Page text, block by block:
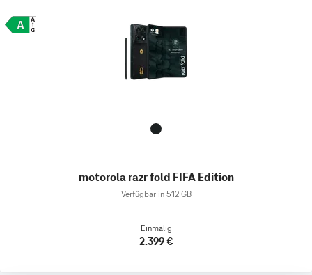
motorola razr fold FIFA Edition
Verfügbar in 512 GB
Einmalig
2.399 €